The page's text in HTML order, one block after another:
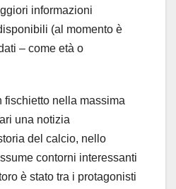
informazioni
(al momento è
– come età o
fischietto nella massima
una notizia
del calcio, nello
contorni interessanti
è stato tra i protagonisti